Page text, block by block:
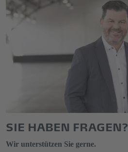
SIE HABEN FRAGEN?
Wir unterstützen Sie gerne.